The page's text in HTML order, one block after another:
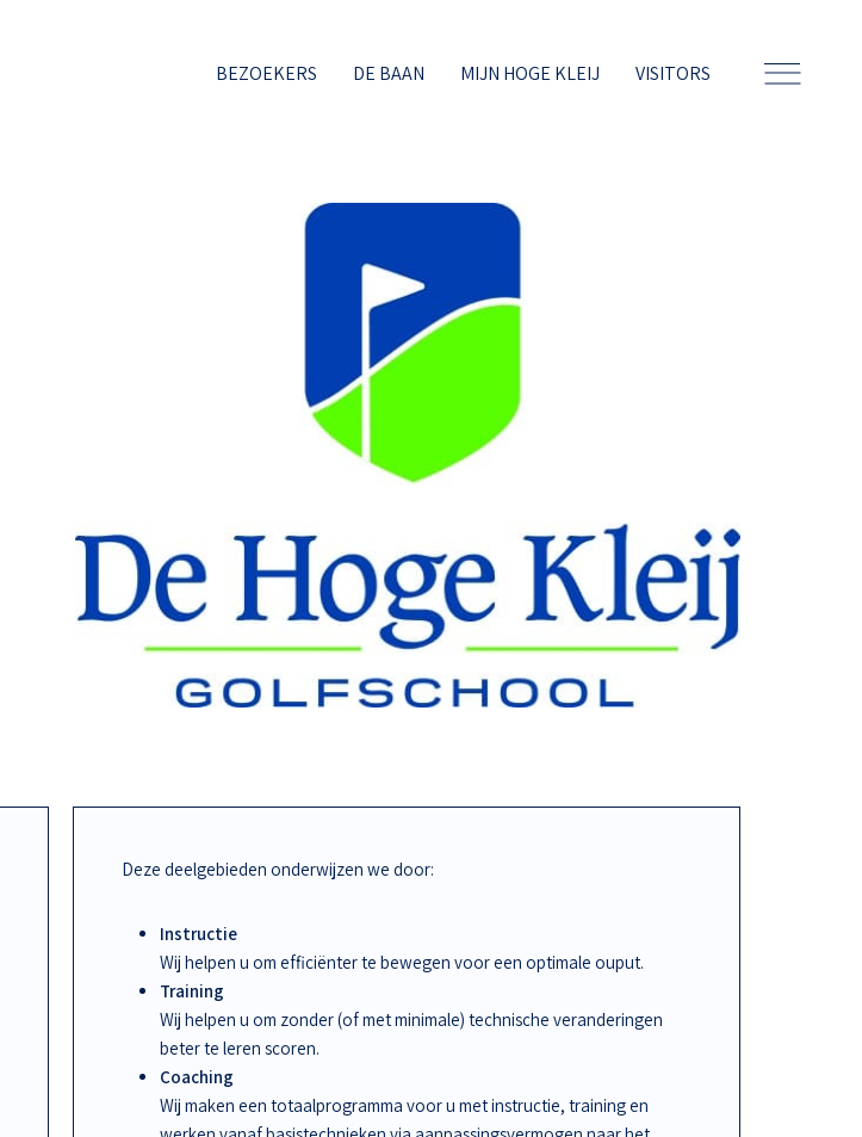
BEZOEKERS DE BAAN MIJN HOGE KLEIJ VISITORS
Deze deelgebieden onderwijzen we door:
Instructie
Wij helpen u om efficiënter te bewegen voor een optimale ouput.
Training
Wij helpen u om zonder (of met minimale) technische veranderingen
beter te leren scoren.
Coaching
Wij maken een totaalprogramma voor u met instructie, training en